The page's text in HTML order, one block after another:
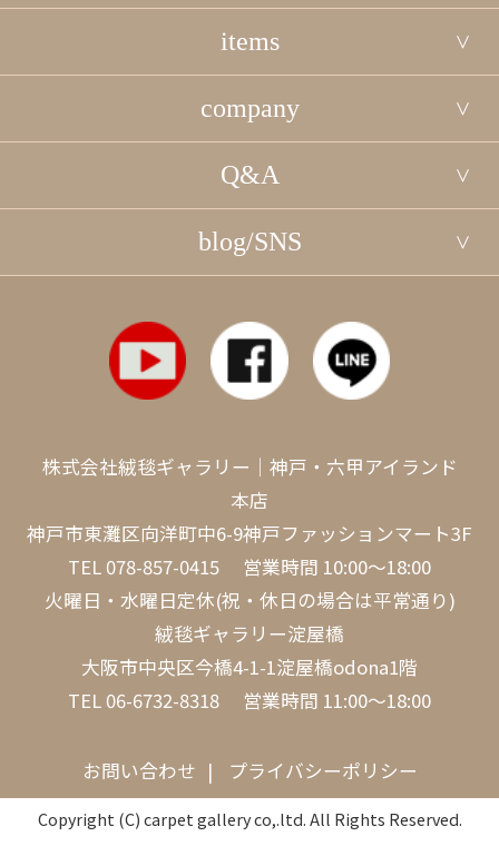
items
company
Q&A
blog/SNS
株式会社絨毯ギャラリー｜神戸・六甲アイランド
本店
神戸市東灘区向洋町中6-9神戸ファッションマート3F
TEL 078-857-0415 営業時間 10:00～18:00
火曜日・水曜日定休(祝・休日の場合は平常通り)
絨毯ギャラリー淀屋橋
大阪市中央区今橋4-1-1淀屋橋odona1階
TEL 06-6732-8318 営業時間 11:00～18:00
お問い合わせ プライバシーポリシー
Copyright (C) carpet gallery co,.ltd. All Rights Reserved.